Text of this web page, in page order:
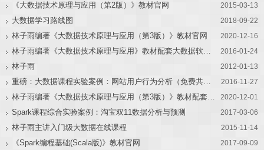
《大数据技术原理与应用（第2版）》教材官网 2015-03-13
大数据学习路线图 2018-09-22
林子雨编著《大数据技术原理与应用（第3版）》教材官网 2020-12-16
林子雨编著《大数据技术原理与应用》教材配套大数据软件安装和编程实践指南 2016-01-24
林子雨 2012-01-13
重磅：大数据课程实验案例：网站用户行为分析（免费共享） 2016-11-27
林子雨编著《大数据技术原理与应用（第3版）》教材配套大数据软件安装和编程实践指南 2020-12-01
Spark课程综合实验案例：淘宝双11数据分析与预测 2017-03-06
林子雨主讲入门级大数据在线课程 2015-11-14
《Spark编程基础(Scala版)》教材官网 2017-09-09